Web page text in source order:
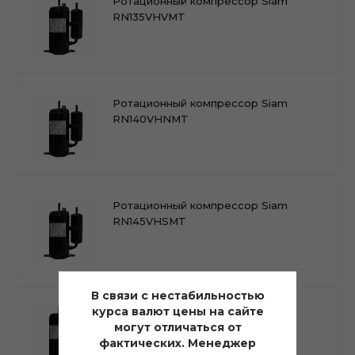
RN135VHVMT
Ротационный компрессор Siam
RN140VHNMT
Ротационный компрессор Siam
RN145VHSMT
Ротационный компрессор Siam
RN125VHSMT
В связи с нестабильностью
курса валют цены на сайте
могут отличаться от
фактических. Менеджер